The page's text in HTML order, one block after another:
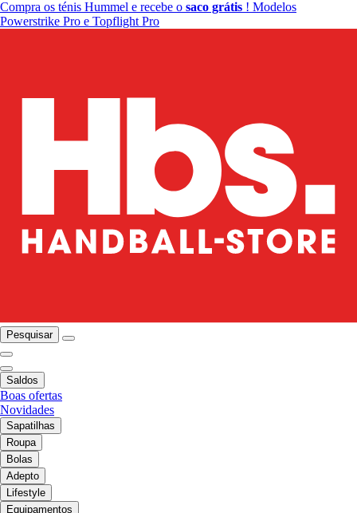
Compra os ténis Hummel e recebe o saco grátis ! Modelos
Powerstrike Pro e Topflight Pro
Pesquisar
Saldos
Boas ofertas
Novidades
Sapatilhas
Roupa
Bolas
Adepto
Lifestyle
Equipamentos